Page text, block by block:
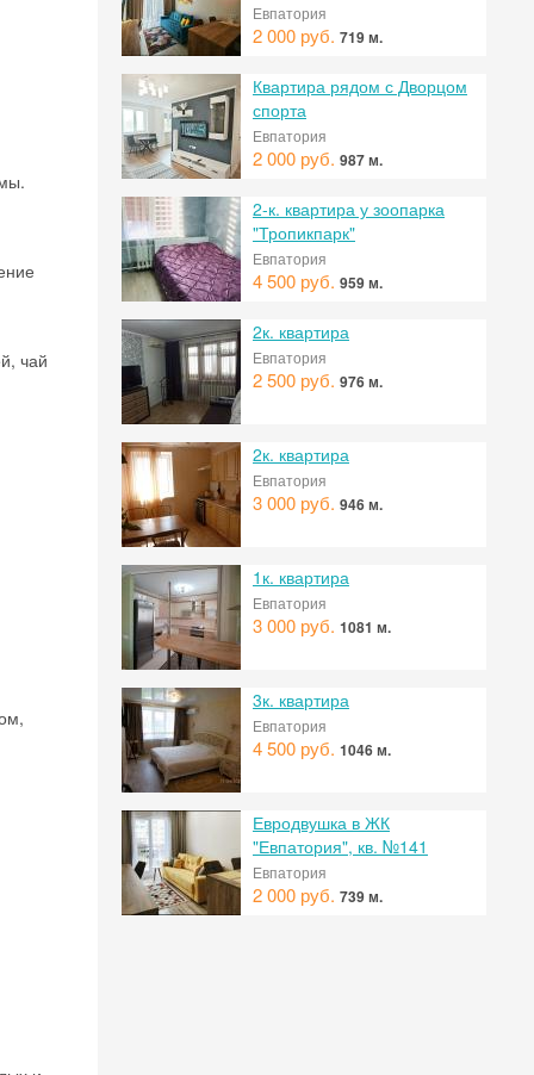
чай
Евпатория
2 000 руб. 719 м.
Квартира рядом с Дворцом
спорта
Евпатория
2 000 руб. 987 м.
2-к. квартира у зоопарка
"Тропикпарк"
Евпатория
4 500 руб. 959 м.
2к. квартира
Евпатория
2 500 руб. 976 м.
2к. квартира
Евпатория
3 000 руб. 946 м.
1к. квартира
Евпатория
3 000 руб. 1081 м.
3к. квартира
Евпатория
4 500 руб. 1046 м.
Евродвушка в ЖК
"Евпатория", кв. №141
Евпатория
2 000 руб. 739 м.